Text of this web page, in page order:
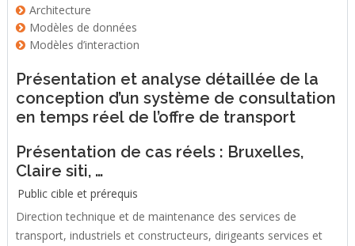
Architecture
Modèles de données
Modèles d’interaction
Présentation et analyse détaillée de la
conception d’un système de consultation
en temps réel de l’offre de transport
Présentation de cas réels : Bruxelles,
Claire siti, …
Public cible et prérequis
Direction technique et de maintenance des services de
transport, industriels et constructeurs, dirigeants services et